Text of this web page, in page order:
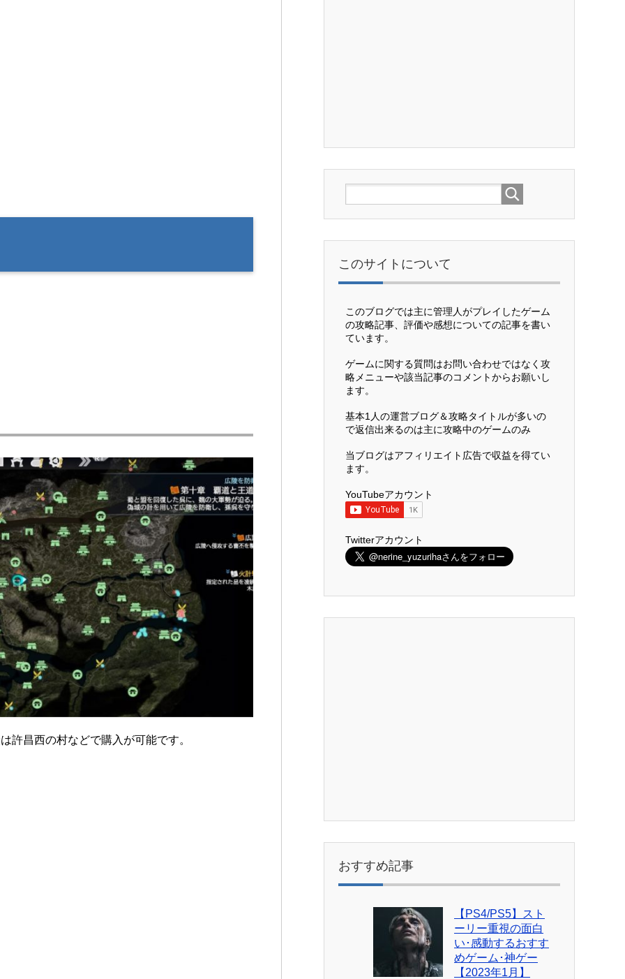
許昌西の村などで購入が可能です。
このサイトについて
このブログでは主に管理人がプレイしたゲーム
の攻略記事、評価や感想についての記事を書い
ています。
ゲームに関する質問はお問い合わせではなく攻
略メニューや該当記事のコメントからお願いし
ます。
基本1人の運営ブログ＆攻略タイトルが多いの
で返信出来るのは主に攻略中のゲームのみ
当ブログはアフィリエイト広告で収益を得てい
ます。
YouTubeアカウント
Twitterアカウント
おすすめ記事
【PS4/PS5】スト
ーリー重視の面白
い･感動するおすす
めゲーム･神ゲー
【2023年1月】